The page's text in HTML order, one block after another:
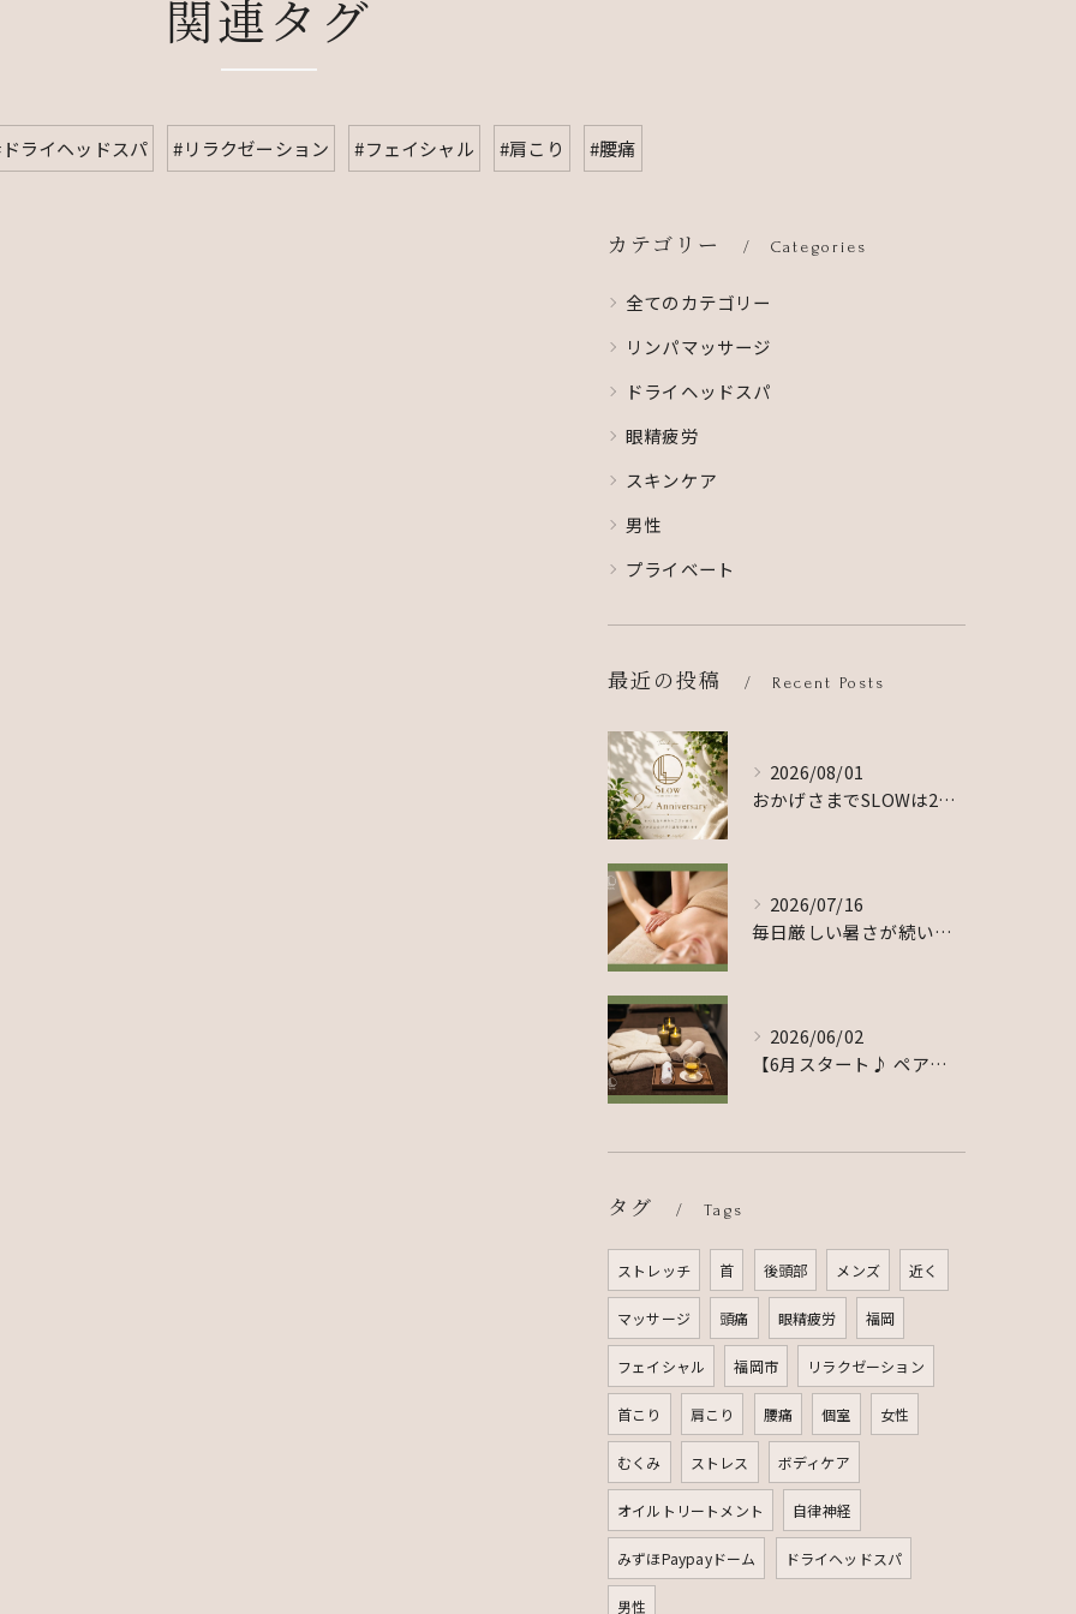
関連タグ
ライヘッドスパ #リラクゼーション #フェイシャル #肩こり #腰痛
カテゴリー Categories
全てのカテゴリー
リンパマッサージ
ドライヘッドスパ
眼精疲労
スキンケア
男性
プライベート
最近の投稿 Recent Posts
2026/08/01
おかげさまでSLOWは2周年を迎えました☺️🙌
2026/07/16
毎日厳しい暑さが続いていますが、皆さま体調はいかがでしょうか...
2026/06/02
【6月スタート♪ ペアでのご利用をご希望のお客様へ】
タグ Tags
ストレッチ 首 後頭部 メンズ 近く
マッサージ 頭痛 眼精疲労 福岡
フェイシャル 福岡市 リラクゼーション
首こり 肩こり 腰痛 個室 女性
むくみ ストレス ボディケア
オイルトリートメント 自律神経
みずほPaypayドーム ドライヘッドスパ
男性